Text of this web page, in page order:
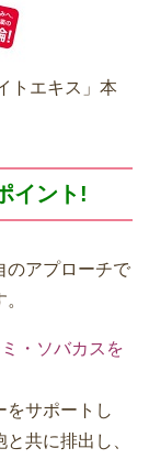
トエキス」本
イント!
のアプローチで
・ソバカスを
をサポートし
共に排出し、